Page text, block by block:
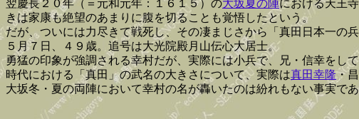
翌慶長２０年（＝元和元年：１６１５）の大坂夏の陣における天王
きは家康も絶望のあまりに腹を切ることも覚悟したという。
だが、ついには力尽きて戦死し、その凄まじさから「真田日本一の
５月７日、４９歳。追号は大光院殿月山伝心大居士。
勇猛の印象が強調される幸村だが、実際には小兵で、兄・信幸をし
時代における「真田」の武名の大きさについて、実際は真田幸隆・
大坂冬・夏の両陣において幸村の名が轟いたのは紛れもない事実で